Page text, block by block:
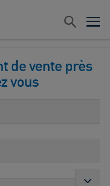
open
open
de vente près
vous